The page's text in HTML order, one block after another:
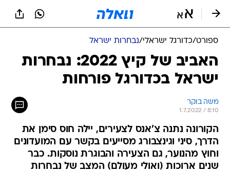
ספורט/כדורגל ישראלי/נבחרות ישראל
האביב של קיץ 2022: נבחרות
ישראל בכדורגל פורחות
משה בוקר
1.7.2022 / 8:10
הקורונה נתנה צ'אנס לצעירים, יילה חוס סימן את
הדרך, סיני וגינצבורג מסייעים בקשר עם המועדונים
וחוץ מהנוער, גם הצעירה והבוגרת נוסקות. כבר
שנים ארוכות (ואולי מעולם) המצב של נבחרות